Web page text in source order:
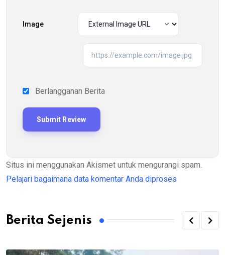
Image
Berlangganan Berita
Situs ini menggunakan Akismet untuk mengurangi spam.
Pelajari bagaimana data komentar Anda diproses
Berita Sejenis